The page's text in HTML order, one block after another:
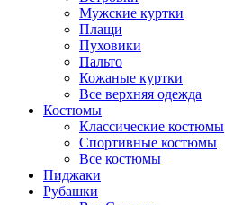
Мужские куртки
Плащи
Пуховики
Пальто
Кожаные куртки
Все верхняя одежда
Костюмы
Классические костюмы
Спортивные костюмы
Все костюмы
Пиджаки
Рубашки